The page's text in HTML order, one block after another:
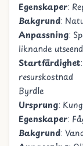
Egenskaper:
Bakgrund:
Anpassning:
liknande
Startfärdighet
resurskostnad
Byrdle
Ursprung:
Egenskaper:
Bakgrund: